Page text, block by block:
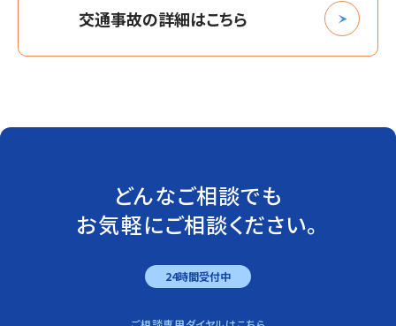
交通事故の詳細はこちら
どんなご相談でも
お気軽にご相談ください。
24時間受付中